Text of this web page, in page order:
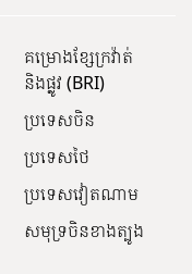
គម្រោងខ្សែក្រវ៉ាត់
និងផ្លូវ (BRI)
ប្រទេសចិន
ប្រទេសថៃ
ប្រទេសវៀតណាម
សមុទ្រចិនខាងត្បូង